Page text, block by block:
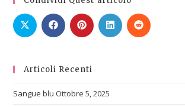
Articoli Recenti
Sangue blu Ottobre 5, 2025